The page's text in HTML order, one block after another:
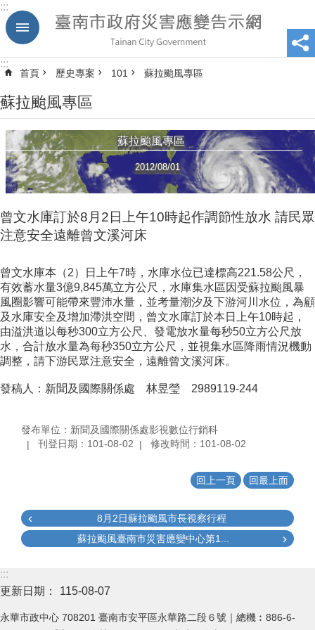
跳到主要內容區塊
:::
:::
首頁 歷史專案 101 蘇拉颱風專區
蘇拉颱風專區
蘇拉颱風專區
2012/08/01
曾文水庫訂於8月2日上午10時起作調節性放水 請民眾
注意安全遠離曾文溪河床
曾文水庫本（2）日上午7時，水庫水位已達標高221.58公尺，
有效蓄水量3億9,845萬立方公尺，水庫集水區因受蘇拉颱風暴
風圈影響可能帶來豐沛水量，並考量潮汐及下游河川水位，為顧
及水庫安全及增加滯洪空間，曾文水庫訂於本日上午10時起，
由溢洪道以每秒300立方公尺、發電放水量每秒50立方公尺放
水，合計放水量為每秒350立方公尺，並視集水區降雨情況機動
調整，請下游民眾注意安全，遠離曾文溪河床。
發稿人：新聞及國際關係處 林昱瑩 2989119-244
發布單位：新聞及國際關係處影視數位行銷科
刊登日期：101-08-02
修改時間：101-08-02
回上一頁 回最上面
8月2日蘇拉颱風市長視察行程
蘇拉颱風臺南市災害應變中心第1...
:::
更新日期：
115-08-07
永華市政中心 708201 臺南市安平區永華路二段６號｜總機︰886-6-